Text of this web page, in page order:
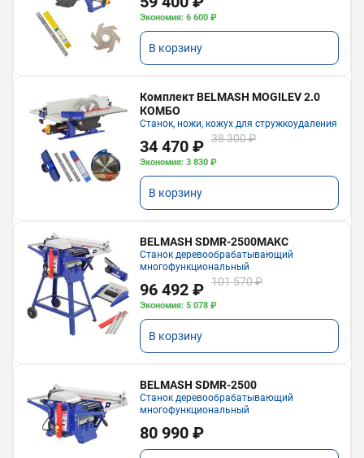
Экономия: 6 600 ₽
В корзину
Комплект BELMASH MOGILEV 2.0
КОМБО
Станок, ножи, кожух для стружкоудаления
34 470 ₽ 38 300 ₽
Экономия: 3 830 ₽
В корзину
BELMASH SDMR-2500МАКС
Станок деревообрабатывающий
многофункциональный
96 492 ₽ 101 570 ₽
Экономия: 5 078 ₽
В корзину
BELMASH SDMR-2500
Станок деревообрабатывающий
многофункциональный
80 990 ₽